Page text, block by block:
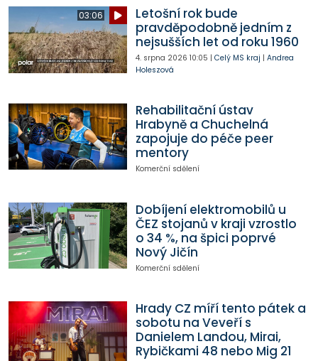
03:06
Letošní rok bude
pravděpodobně jedním z
nejsušších let od roku 1960
4. srpna 2026 10:05 | Celý MS kraj | Andrea
Holeszová
Rehabilitační ústav
Hrabyně a Chuchelná
zapojuje do péče peer
mentory
Komerční sdělení
Dobíjení elektromobilů u
ČEZ stojanů v kraji vzrostlo
o 34 %, na špici poprvé
Nový Jičín
Komerční sdělení
Hrady CZ míří tento pátek a
sobotu na Veveří s
Danielem Landou, Mirai,
Rybičkami 48 nebo Mig 21